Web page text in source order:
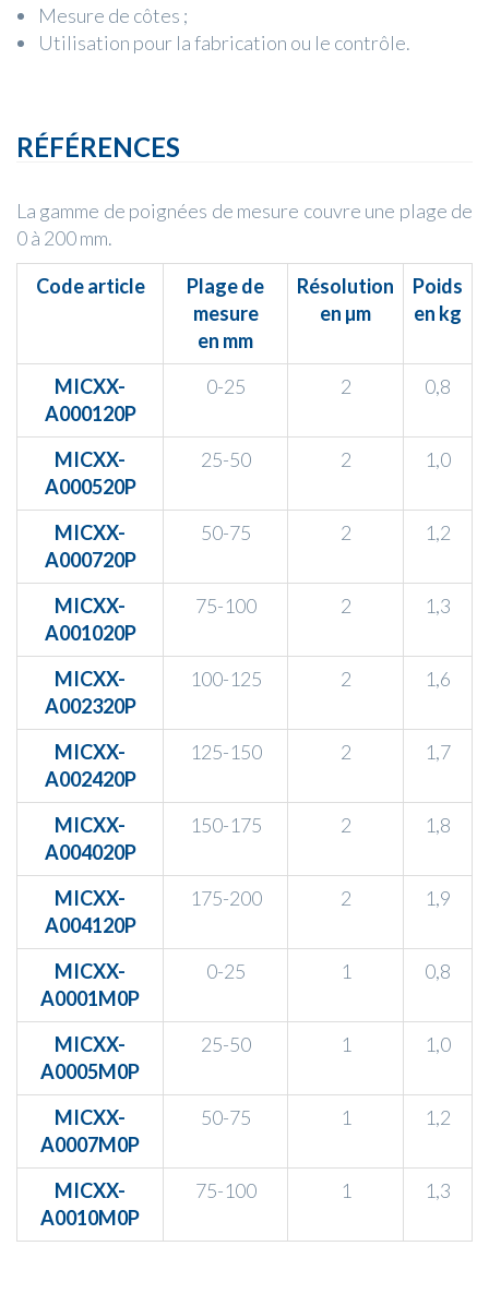
Mesure de côtes ;
Utilisation pour la fabrication ou le contrôle.
RÉFÉRENCES
La gamme de poignées de mesure couvre une plage de
0 à 200 mm.
Code article
Plage de
mesure
en mm
Résolution
en µm
Poids
en kg
MICXX-
A000120P
0-25 2 0,8
MICXX-
A000520P
25-50 2 1,0
MICXX-
A000720P
50-75 2 1,2
MICXX-
A001020P
75-100 2 1,3
MICXX-
A002320P
100-125 2 1,6
MICXX-
A002420P
125-150 2 1,7
MICXX-
A004020P
150-175 2 1,8
MICXX-
A004120P
175-200 2 1,9
MICXX-
A0001M0P
0-25 1 0,8
MICXX-
A0005M0P
25-50 1 1,0
MICXX-
A0007M0P
50-75 1 1,2
MICXX-
A0010M0P
75-100 1 1,3